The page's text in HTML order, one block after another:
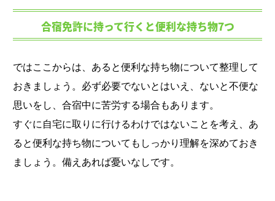
合宿免許に持って行くと便利な持ち物7つ
ではここからは、あると便利な持ち物について整理して
おきましょう。必ず必要でないとはいえ、ないと不便な
思いをし、合宿中に苦労する場合もあります。
すぐに自宅に取りに行けるわけではないことを考え、あ
ると便利な持ち物についてもしっかり理解を深めておき
ましょう。備えあれば憂いなしです。